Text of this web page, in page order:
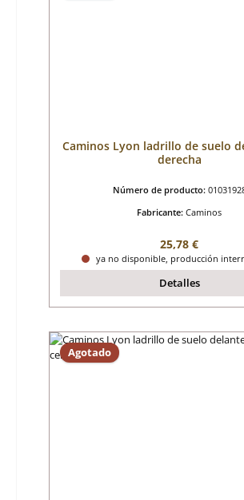
Caminos Lyon ladrillo de suelo
derecha
Número de producto:
Fabricante: Caminos
Precio normal:
25,78 €
ya no disponible, producción
Detalles
Agotado